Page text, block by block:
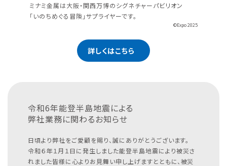
ミナミ金属は大阪・関西万博のシグネチャーパビリオン
「いのちめぐる冒険」サプライヤーです。
©Expo 2025
詳しくはこちら
令和6年能登半島地震による
弊社業務に関わるお知らせ
日頃より弊社をご愛顧を賜り、誠にありがとうございます。
令和６年１月１日に発生しました能登半島地震により被災さ
れました皆様に心よりお見舞い申し上げますとともに、被災